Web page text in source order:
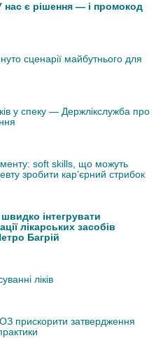
є рішення — і промокод
сценарії майбутнього для
у спеку — Держлікслужба про
soft skills, що можуть
зробити кар’єрний стрибок
інтегрувати
лікарських засобів
Багрій
ліків
прискорити затвердження